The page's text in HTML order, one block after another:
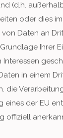
(d.h.
oder dies
Daten an
Ihrer
in einem
die
eines der EU
offiziell